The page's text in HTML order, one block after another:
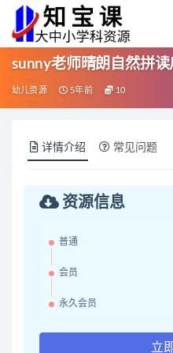
sunny老师晴朗自然拼读
幼儿资源 5年前 10
详情介绍 常见问题
资源信息
普通
会员
永久会员
立
全部